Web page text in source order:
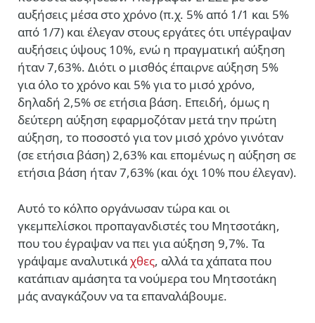
αυξήσεις μέσα στο χρόνο (π.χ. 5% από 1/1 και 5%
από 1/7) και έλεγαν στους εργάτες ότι υπέγραψαν
αυξήσεις ύψους 10%, ενώ η πραγματική αύξηση
ήταν 7,63%. Διότι ο μισθός έπαιρνε αύξηση 5%
για όλο το χρόνο και 5% για το μισό χρόνο,
δηλαδή 2,5% σε ετήσια βάση. Επειδή, όμως η
δεύτερη αύξηση εφαρμοζόταν μετά την πρώτη
αύξηση, το ποσοστό για τον μισό χρόνο γινόταν
(σε ετήσια βάση) 2,63% και επομένως η αύξηση σε
ετήσια βάση ήταν 7,63% (και όχι 10% που έλεγαν).
Αυτό το κόλπο οργάνωσαν τώρα και οι
γκεμπελίσκοι προπαγανδιστές του Μητσοτάκη,
που του έγραψαν να πει για αύξηση 9,7%. Τα
γράψαμε αναλυτικάχθες, αλλά τα χάπατα που
κατάπιαν αμάσητα τα νούμερα του Μητσοτάκη
μάς αναγκάζουν να τα επαναλάβουμε.